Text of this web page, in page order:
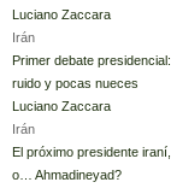
Luciano Zaccara
Irán
Primer debate
ruido y pocas nueces
Luciano Zaccara
Irán
El próximo presidente
o… Ahmadineyad?